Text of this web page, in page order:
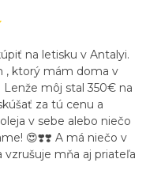
na letisku v Antalyi.
, ktorý mám doma v
Lenže môj stal 350€ na
za tú cenu a
v sebe alebo niečo
😍❣️❣️ A má niečo v
mňa aj priateľa